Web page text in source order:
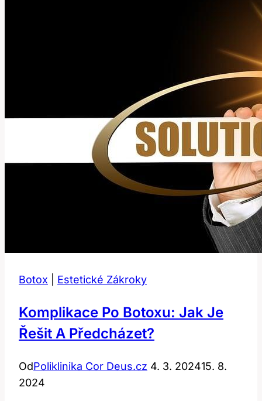
Botox Estetické Zákroky
Komplikace Po Botoxu: Jak Je
Řešit A Předcházet?
OdPoliklinika Cor Deus.cz 4. 3. 202415. 8.
2024